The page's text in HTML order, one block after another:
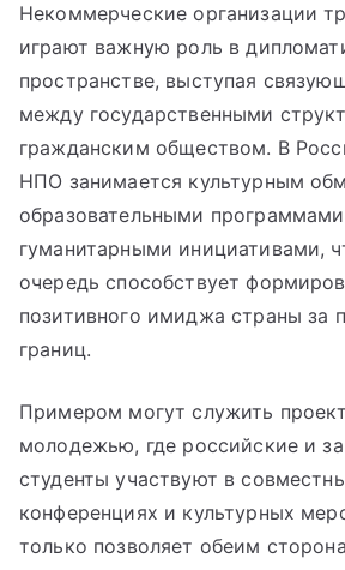
Некоммерческие организации
играют важную роль в
пространстве, выступая
между государственными
гражданским обществом. В
НПО занимается культурным
образовательными
гуманитарными инициативами,
очередь способствует
позитивного имиджа страны за
границ.
Примером могут служить
молодежью, где российские и
студенты участвуют в
конференциях и культурных
только позволяет обеим